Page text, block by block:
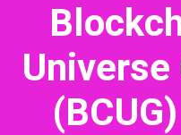
Universe